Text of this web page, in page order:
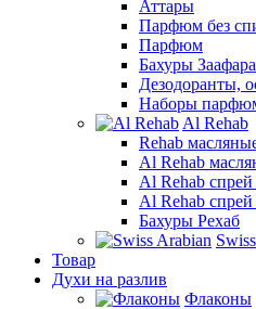
Аттары
Парфюм без
Парфюм
Бахуры
Дезодоранты,
Наборы
Al Rehab
Rehab
Al Rehab
Al Rehab
Al Rehab
Бахуры Рехаб
Товар
Духи на разлив
Флаконы